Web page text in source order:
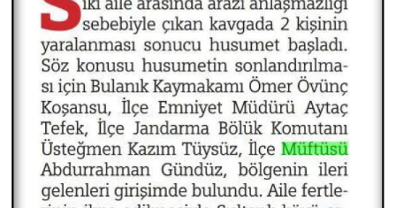
Tokat Müftülüğü
Trabzon Müftülüğü
Tunceli Müftülüğü
Uşak Müftülüğü
Van Müftülüğü